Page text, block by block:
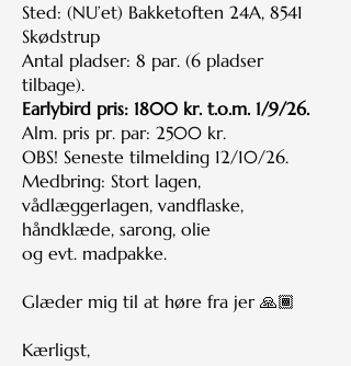
Sted: (NU’et) Bakketoften 24A, 8541
Skødstrup
Antal pladser: 8 par. (6 pladser
tilbage).
Earlybird pris: 1800 kr. t.o.m. 1/9/26.
Alm. pris pr. par: 2500 kr.
OBS! Seneste tilmelding 12/10/26.
Medbring: Stort lagen,
vådlæggerlagen, vandflaske,
håndklæde, sarong, olie
og evt. madpakke.
Glæder mig til at høre fra jer 🙏🏾
Kærligst,